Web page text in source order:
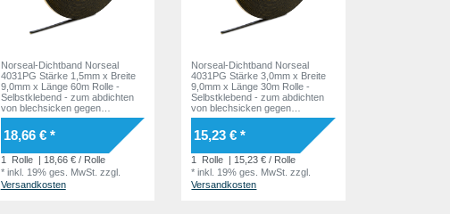
Norseal-Dichtband Norseal
4031PG Stärke 1,5mm x Breite
9,0mm x Länge 60m Rolle -
Selbstklebend - zum abdichten
von blechsicken gegen
Feuchtigkeit auf EPDM-Basis
18,66 € *
1 Rolle
| 18,66 € / Rolle
* inkl. 19% ges. MwSt. zzgl.
Versandkosten
Norseal-Dichtband Norseal
4031PG Stärke 3,0mm x Breite
9,0mm x Länge 30m Rolle -
Selbstklebend - zum abdichten
von blechsicken gegen
Feuchtigkeit auf EPDM-Basis
15,23 € *
1 Rolle | 15,23 € / Rolle
*inkl. 19% ges. MwSt. zzgl.
Versandkosten